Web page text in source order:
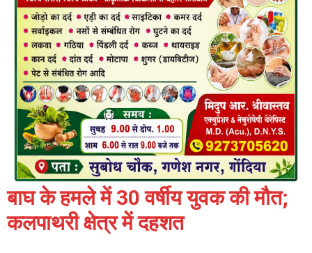
बाघ के हमले में 30 वर्षीय युवक की मौत;
कलपाथरी क्षेत्र में दहशत